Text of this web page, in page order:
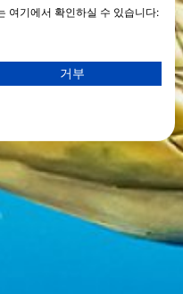
여기에서 확인하실 수 있습니다:
에만 적용됩니다.
니다:
on a device
거부